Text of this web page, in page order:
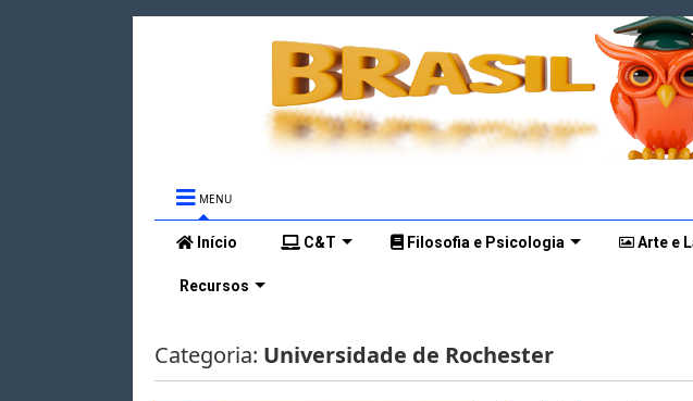
MENU
Início C&T Filosofia e Psicologia Arte e
Recursos
Categoria: Universidade de Rochester